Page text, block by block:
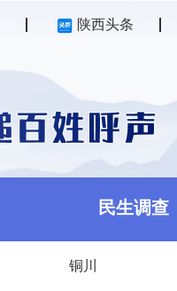
陕西头条
民生调查
铜川